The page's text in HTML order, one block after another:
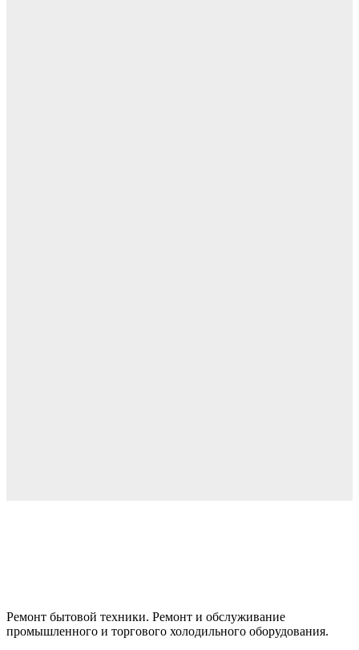
Ремонт бытовой техники. Ремонт и обслуживание
промышленного и торгового холодильного оборудования.